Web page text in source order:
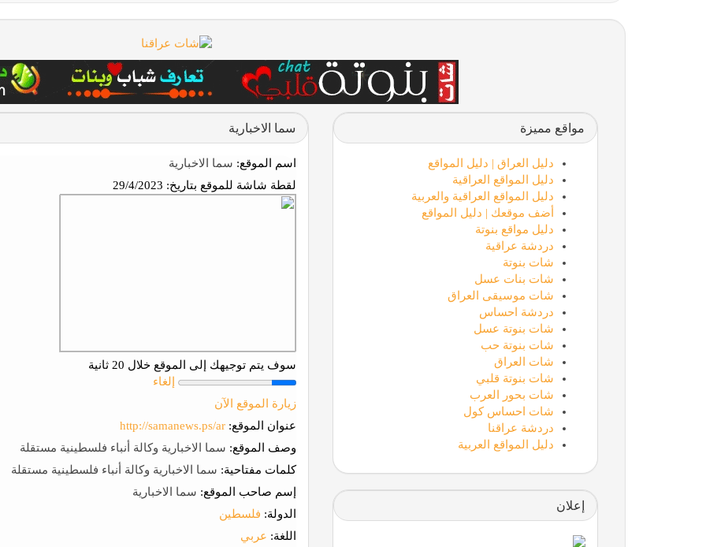
سما الاخبارية
اسم الموقع: سما الاخبارية
لقطة شاشة للموقع بتاريخ:
سوف يتم توجيهك إلى الموقع خلال 20 ثانية
إلغاء
زيارة الموقع الآن
عنوان الموقع: http://samanews.ps/ar
وصف الموقع: سما الاخبارية وكالة أنباء فلسطينية مستقلة
كلمات مفتاحية: سما الاخبارية وكالة أنباء فلسطينية مستقلة
إسم صاحب الموقع: سما الاخبارية
الدولة: فلسطين
اللغة: عربي
مواقع مميزة
دليل العراق | دليل المواقع
دليل المواقع العراقية
دليل المواقع العراقية والعربية
أضف موقعك | دليل المواقع
دليل مواقع بنوتة
دردشة عراقية
شات بنوتة
شات بنات عسل
شات موسيقى العراق
دردشة احساس
شات بنوتة عسل
شات بنوتة حب
شات العراق
شات بنوتة قلبي
شات بحور العرب
شات احساس كول
دردشة عراقنا
دليل المواقع العربية
إعلان